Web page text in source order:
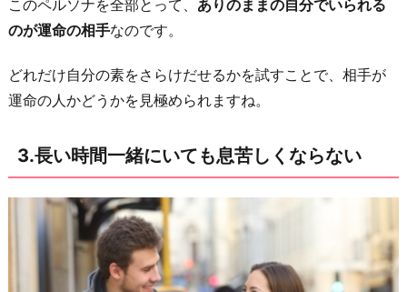
部
の
好
が
一
緒
5.
このペルソナを全部とって、 ありのままの自分でいられる
のが運命の相手なのです。
どれだけ自分の素をさらけだせるかを試すことで、相手が
運命の人かどうかを見極められますね。
3.長い時間一緒にいても息苦しくならない